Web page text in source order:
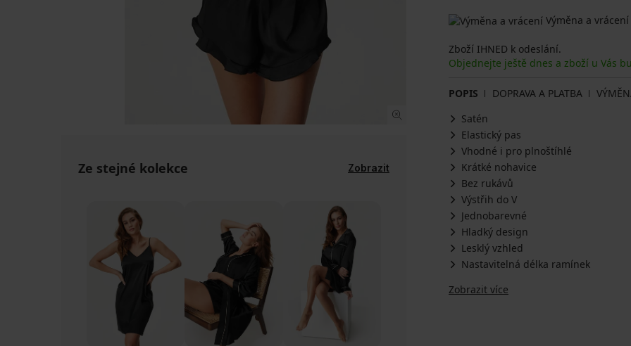
Ze stejné kolekce Zobrazit
Výměna a
Zboží IHNED k odeslání.
Objednejte ještě dnes a zboží u Vás
POPIS DOPRAVA A PLATBA
Satén
Elastický pas
Vhodné i pro plnoštíhlé
Krátké nohavice
Bez rukávů
Výstřih do V
Jednobarevné
Hladký design
Lesklý vzhled
Nastavitelná délka ramínek
Zobrazit více